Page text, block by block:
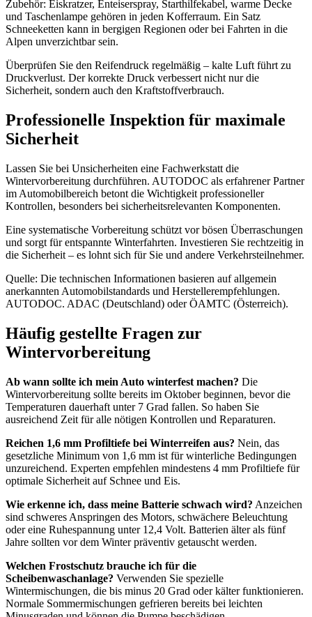
Zubehör: Eiskratzer, Enteiserspray, Starthilfekabel, warme Decke
und Taschenlampe gehören in jeden Kofferraum. Ein Satz
Schneeketten kann in bergigen Regionen oder bei Fahrten in die
Alpen unverzichtbar sein.
Überprüfen Sie den Reifendruck regelmäßig – kalte Luft führt zu
Druckverlust. Der korrekte Druck verbessert nicht nur die
Sicherheit, sondern auch den Kraftstoffverbrauch.
Professionelle Inspektion für maximale
Sicherheit
Lassen Sie bei Unsicherheiten eine Fachwerkstatt die
Wintervorbereitung durchführen. AUTODOC als erfahrener Partner
im Automobilbereich betont die Wichtigkeit professioneller
Kontrollen, besonders bei sicherheitsrelevanten Komponenten.
Eine systematische Vorbereitung schützt vor bösen Überraschungen
und sorgt für entspannte Winterfahrten. Investieren Sie rechtzeitig in
die Sicherheit – es lohnt sich für Sie und andere Verkehrsteilnehmer.
Quelle: Die technischen Informationen basieren auf allgemein
anerkannten Automobilstandards und Herstellerempfehlungen.
AUTODOC. ADAC (Deutschland) oder ÖAMTC (Österreich).
Häufig gestellte Fragen zur
Wintervorbereitung
Ab wann sollte ich mein Auto winterfest machen? Die
Wintervorbereitung sollte bereits im Oktober beginnen, bevor die
Temperaturen dauerhaft unter 7 Grad fallen. So haben Sie
ausreichend Zeit für alle nötigen Kontrollen und Reparaturen.
Reichen 1,6 mm Profiltiefe bei Winterreifen aus? Nein, das
gesetzliche Minimum von 1,6 mm ist für winterliche Bedingungen
unzureichend. Experten empfehlen mindestens 4 mm Profiltiefe für
optimale Sicherheit auf Schnee und Eis.
Wie erkenne ich, dass meine Batterie schwach wird? Anzeichen
sind schweres Anspringen des Motors, schwächere Beleuchtung
oder eine Ruhespannung unter 12,4 Volt. Batterien älter als fünf
Jahre sollten vor dem Winter präventiv getauscht werden.
Welchen Frostschutz brauche ich für die
Scheibenwaschanlage? Verwenden Sie spezielle
Wintermischungen, die bis minus 20 Grad oder kälter funktionieren.
Normale Sommermischungen gefrieren bereits bei leichten